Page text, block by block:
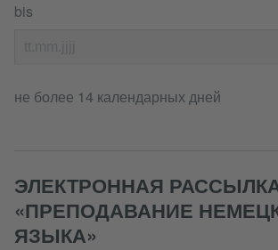
bis
не более 14 календарных дней
ЭЛЕКТРОННАЯ
«ПРЕПОДАВАНИЕ
ЯЗЫКА»